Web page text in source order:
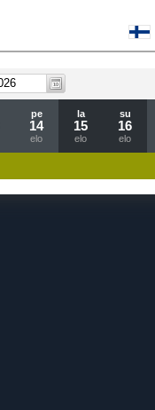
pe
14
elo
la
15
elo
su
16
elo